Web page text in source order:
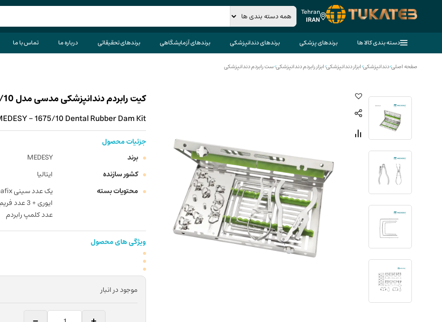
Tehran
IRAN
دسته بندی کالا ها برندهای پزشکی برندهای دندانپزشکی برندهای آزمایشگاهی برندهای تحقیقاتی درباره ما تماس با ما
صفحه اصلی>دندانپزشکی>ابزار دندانپزشکی>ابزار رابردم دندانپزشکی>ست رابردم دندانپزشکی
کیت رابردم دندانپزشکی مدسی مدل 1675/10
- 1675/10 Dental Rubber Dam Kit
جزئیات محصول
برند
MEDESY
کشور سازنده
ایتالیا
محتویات بسته
عدد کلمپ رابردم
ویژگی های محصول
موجود در انبار
کیت